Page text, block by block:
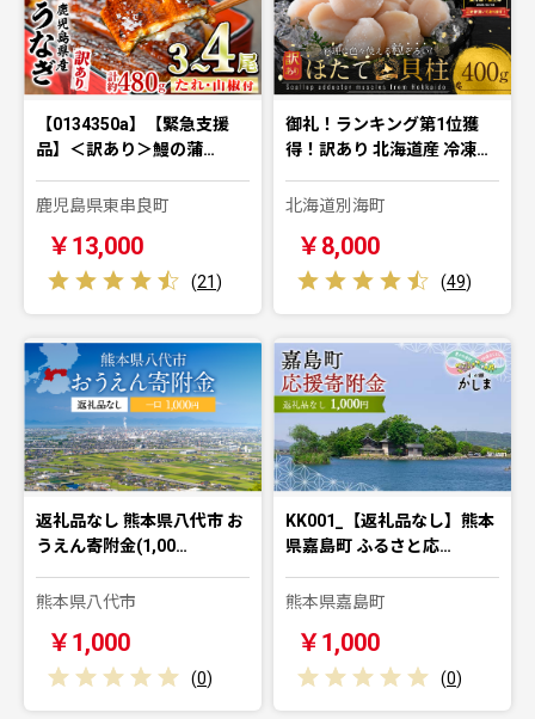
【0134350a】【緊急支援
品】＜訳あり＞鰻の蒲…
鹿児島県東串良町
￥13,000
(21)
御礼！ランキング第1位獲
得！訳あり 北海道産 冷凍…
北海道別海町
￥8,000
(49)
返礼品なし 熊本県八代市 お
うえん寄附金(1,00…
熊本県八代市
￥1,000
(0)
KK001_【返礼品なし】熊本
県嘉島町 ふるさと応…
熊本県嘉島町
￥1,000
(0)